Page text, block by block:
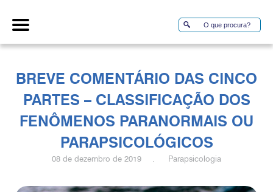
BREVE COMENTÁRIO DAS CINCO
PARTES – CLASSIFICAÇÃO DOS
FENÔMENOS PARANORMAIS OU
PARAPSICOLÓGICOS
08 de dezembro de 2019 . Parapsicologia